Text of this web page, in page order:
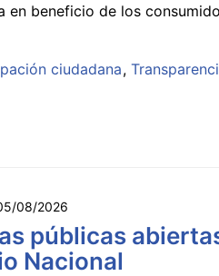
en beneficio de los
ciudadana
08/2026
públicas
Nacional